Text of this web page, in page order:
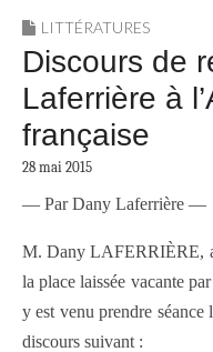
LITTÉRATURES
Discours de
Laferrière à
française
28 mai 2015
— Par Dany Laferrière —
M. Dany LAFERRIÈRE,
la place laissée vacante
y est venu prendre
discours suivant :